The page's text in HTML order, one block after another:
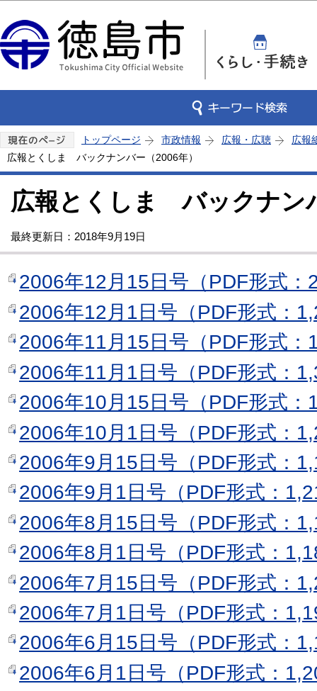
トップページ 市政情報 広報・広聴
広報
広報とくしま バックナンバー（2006年）
広報とくしま バックナン
最終更新日：2018年9月19日
2006年12月15日号（PDF形式：
2006年12月1日号（PDF形式：
2006年11月15日号（PDF形式：
2006年11月1日号（PDF形式：
2006年10月15日号（PDF形式：
2006年10月1日号（PDF形式：
2006年9月15日号（PDF形式：
2006年9月1日号（PDF形式：
2006年8月15日号（PDF形式：
2006年8月1日号（PDF形式：
2006年7月15日号（PDF形式：
2006年7月1日号（PDF形式：
2006年6月15日号（PDF形式：
2006年6月1日号（PDF形式：